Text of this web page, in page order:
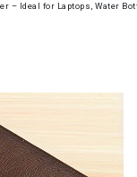
Ideal for Laptops, Water